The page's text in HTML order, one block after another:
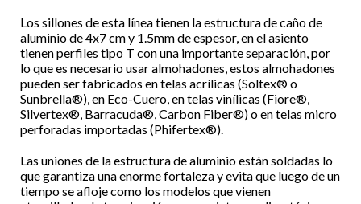
Los sillones de esta línea tienen la estructura de caño de
aluminio de 4x7 cm y 1.5mm de espesor, en el asiento
tienen perfiles tipo T con una importante separación, por
lo que es necesario usar almohadones, estos almohadones
pueden ser fabricados en telas acrílicas (Soltex® o
Sunbrella®), en Eco-Cuero, en telas vinílicas (Fiore®,
Silvertex®, Barracuda®, Carbon Fiber®) o en telas micro
perforadas importadas (Phifertex®).
Las uniones de la estructura de aluminio están soldadas lo
que garantiza una enorme fortaleza y evita que luego de un
tiempo se afloje como los modelos que vienen